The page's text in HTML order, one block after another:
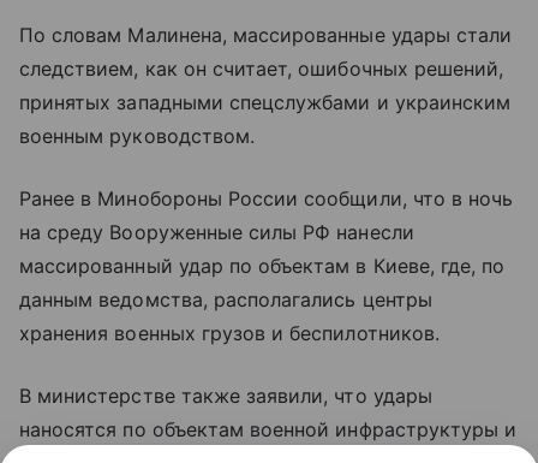
По словам Малинена, массированные удары стали
следствием, как он считает, ошибочных решений,
принятых западными спецслужбами и украинским
военным руководством.
Ранее в Минобороны России сообщили, что в ночь
на среду Вооруженные силы РФ нанесли
массированный удар по объектам в Киеве, где, по
данным ведомства, располагались центры
хранения военных грузов и беспилотников.
В министерстве также заявили, что удары
наносятся по объектам военной инфраструктуры и